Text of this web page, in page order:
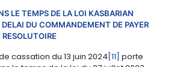
LE TEMPS DE LA LOI KASBARIAN
DU COMMANDEMENT DE PAYER
cassation du 13 juin 2024 [11] porte